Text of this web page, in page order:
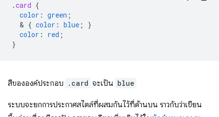
.card {
color : green ;
  &
{ color : blue ;
}
color : red ;
}
สีขององค์ประกอบ .card จะเป็น blue
ระบบจะยกการประกาศสไตล์ที่ผสมกันไว้ที่ด้านบน ราวกับว่าเขียน